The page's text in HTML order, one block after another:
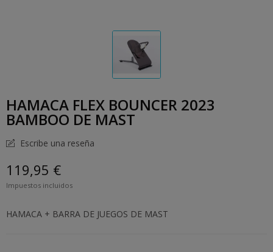
HAMACA FLEX BOUNCER 2023
BAMBOO DE MAST
Escribe una reseña
119,95 €
Impuestos incluidos
HAMACA + BARRA DE JUEGOS DE MAST